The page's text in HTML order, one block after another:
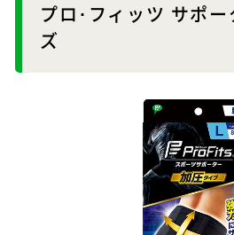
プロ･フィッツ サポ
ズ